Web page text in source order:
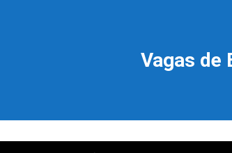
Vagas de